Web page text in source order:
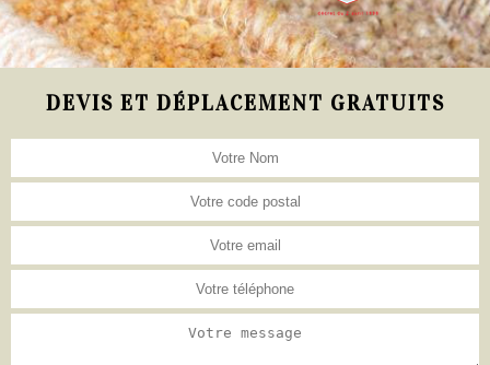
DEVIS ET DÉPLACEMENT GRATUITS